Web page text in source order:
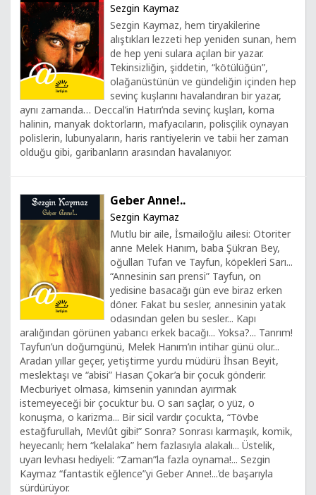
Sezgin Kaymaz
Sezgin Kaymaz, hem tiryakilerine
alıştıkları lezzeti hep yeniden sunan, hem
de hep yeni sulara açılan bir yazar.
Tekinsizliğin, şiddetin, “kötülüğün”,
olağanüstünün ve gündeliğin içinden hep
sevinç kuşlarını havalandıran bir yazar,
aynı zamanda… Deccal’in Hatırı’nda sevinç kuşları, koma
halinin, manyak doktorların, mafyacıların, polisçilik oynayan
polislerin, lubunyaların, haris rantiyelerin ve tabii her zaman
olduğu gibi, garibanların arasından havalanıyor.
Geber Anne!..
Sezgin Kaymaz
Mutlu bir aile, İsmailoğlu ailesi: Otoriter
anne Melek Hanım, baba Şükran Bey,
oğulları Tufan ve Tayfun, köpekleri Sarı...
“Annesinin sarı prensi” Tayfun, on
yedisine basacağı gün eve biraz erken
döner. Fakat bu sesler, annesinin yatak
odasından gelen bu sesler... Kapı
aralığından görünen yabancı erkek bacağı... Yoksa?... Tanrım!
Tayfun’un doğumgünü, Melek Hanım’ın intihar günü olur...
Aradan yıllar geçer, yetiştirme yurdu müdürü İhsan Beyit,
meslektaşı ve “abisi” Hasan Çokar’a bir çocuk gönderir.
Mecburiyet olmasa, kimsenin yanından ayırmak
istemeyeceği bir çocuktur bu. O sarı saçlar, o yüz, o
konuşma, o karizma... Bir sicil vardır çocukta, “Tövbe
estağfurullah, Mevlût gibi!” Sonra? Sonrası karmaşık, komik,
heyecanlı; hem “kelalaka” hem fazlasıyla alakalı... Üstelik,
uyarı levhası hediyeli: “Zaman”la fazla oynama!... Sezgin
Kaymaz “fantastik eğlence”yi Geber Anne!...’de başarıyla
sürdürüyor.